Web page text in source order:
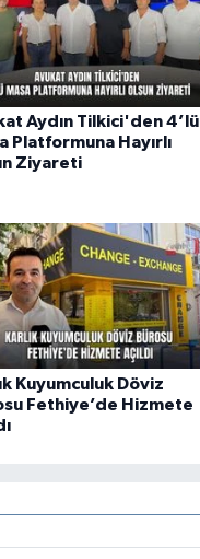
Aydın Tilkici'den 4’lü
Platformuna Hayırlı
Ziyareti
Kuyumculuk Döviz
Fethiye’de Hizmete